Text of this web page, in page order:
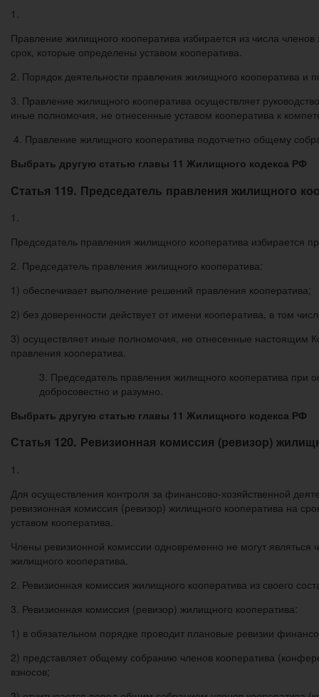
1.
Правление жилищного кооператива избирается из числа
срок, которые определены уставом кооператива.
2. Порядок деятельности правления жилищного кооператива и
3. Правление жилищного кооператива осуществляет
иные полномочия, не отнесенные уставом кооператива к
4. Правление жилищного кооператива подотчетно общему
Выбрать другую статью главы 11 Жилищного кодекса РФ
Статья 119. Председатель правления жилищного
1.
Председатель правления жилищного кооператива избирается
2. Председатель правления жилищного кооператива:
1) обеспечивает выполнение решений правления кооператива;
2) без доверенности действует от имени кооператива, в том
3) осуществляет иные полномочия, не отнесенные настоящим
правления кооператива.
3. Председатель правления жилищного кооператива при
добросовестно и разумно.
Выбрать другую статью главы 11 Жилищного кодекса РФ
Статья 120. Ревизионная комиссия (ревизор)
1.
Для осуществления контроля за финансово-хозяйственной
ревизионная комиссия (ревизор) жилищного кооператива на
уставом кооператива.
Члены ревизионной комиссии одновременно не могут
жилищного кооператива.
2. Ревизионная комиссия жилищного кооператива из своего
3. Ревизионная комиссия (ревизор) жилищного кооператива:
1) в обязательном порядке проводит плановые ревизии
2) представляет общему собранию членов кооператива
взносов;